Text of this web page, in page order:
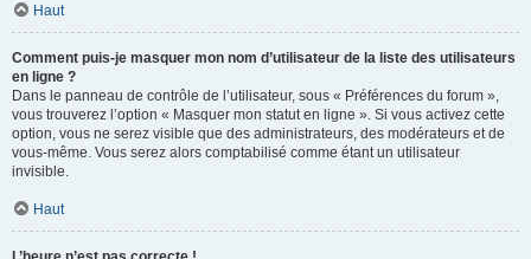
Haut
Comment puis-je masquer mon nom d’utilisateur de la liste des utilisateurs
en ligne ?
Dans le panneau de contrôle de l’utilisateur, sous « Préférences du forum »,
vous trouverez l’option « Masquer mon statut en ligne ». Si vous activez cette
option, vous ne serez visible que des administrateurs, des modérateurs et de
vous-même. Vous serez alors comptabilisé comme étant un utilisateur
invisible.
Haut